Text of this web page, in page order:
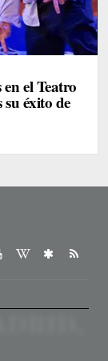
el Teatro
su éxito de